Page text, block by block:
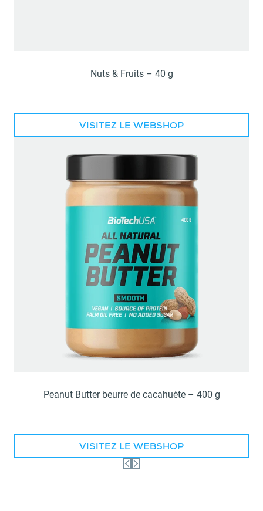
Nuts & Fruits – 40 g
VISITEZ LE WEBSHOP
Peanut Butter beurre de cacahuète – 400 g
VISITEZ LE WEBSHOP